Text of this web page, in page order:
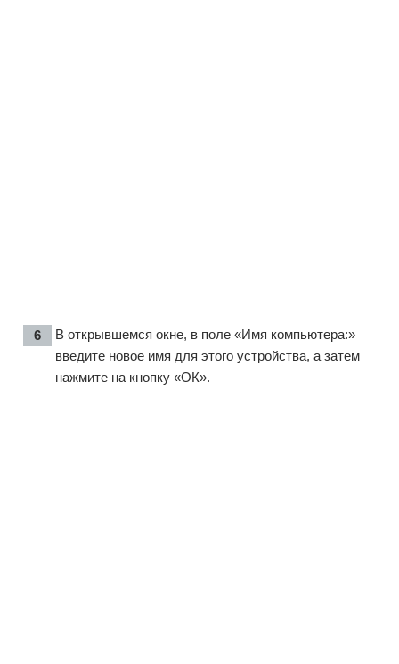
В открывшемся окне, в поле «Имя компьютера:»
введите новое имя для этого устройства, а затем
нажмите на кнопку «ОК».